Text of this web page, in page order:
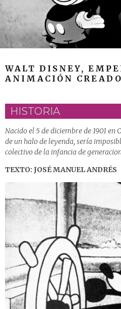
WALT DISNEY,
ANIMACIÓN
HISTORIA
Nacido el 5 de diciembre de 1901 en
de un halo de leyenda, sería
colectivo de la infancia de
TEXTO: JOSÉ MANUEL ANDRÉS